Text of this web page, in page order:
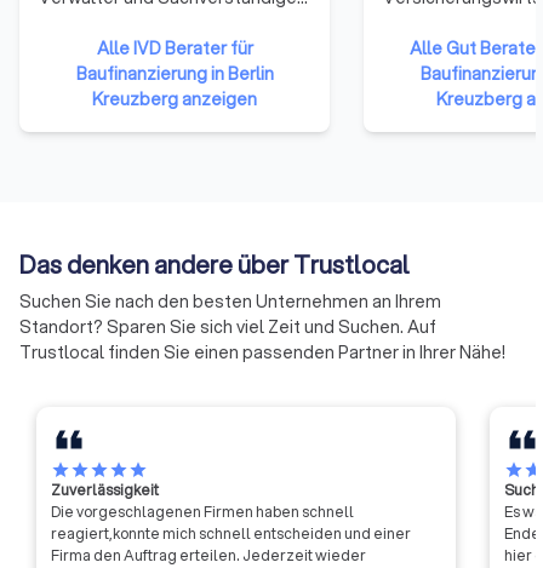
Mitgliedern in der
Verantwortung, am nachhaltigen
Funktionieren des
wirtschaftlich erfolgreicher
Berufsausübung seiner
Mitglieder.
Alle IVD Berater für
Baufinanzierung in Berlin
Kreuzberg anzeigen
Branche
Regelmäßige
vertrieblich
Danach sollten
regelmäßig in
Alle Gut Berate
Kreuzberg
Das denken andere über Trustlocal
Suchen Sie nach den besten Unternehmen an Ihrem
Standort? Sparen Sie sich viel Zeit und Suchen. Auf
Trustlocal finden Sie einen passenden Partner in Ihrer Nähe!
starstarstarstarstar
Zuverlässigkeit
Die vorgeschlagenen Firmen haben schnell
reagiert,konnte mich schnell entscheiden und einer
Firma den Auftrag erteilen. Jederzeit wieder
starstar
Es
hier